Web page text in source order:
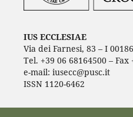
IUS ECCLESIAE
Via dei Farnesi, 83 – I
Tel. +39 06 68164500 – Fax
e-mail: iusecc@pusc.it
ISSN 1120-6462